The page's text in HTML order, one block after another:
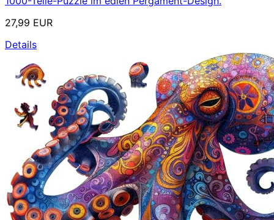
27,99 EUR
Details